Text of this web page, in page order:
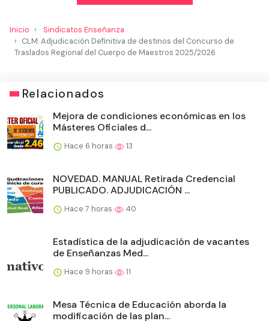
Inicio
Sindicatos Enseñanza
CLM. Adjudicación Definitiva de destinos del Concurso de
Traslados Regional del Cuerpo de Maestros 2025/2026
Relacionados
Mejora de condiciones económicas en los
Másteres Oficiales d...
Hace 6 horas 13
NOVEDAD. MANUAL Retirada Credencial
PUBLICADO. ADJUDICACIÓN ...
Hace 7 horas 40
Estadística de la adjudicación de vacantes
de Enseñanzas Med...
Hace 9 horas 11
Mesa Técnica de Educación aborda la
modificación de las plan...